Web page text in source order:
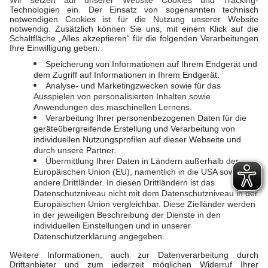
GAS
Erdgasnetz
WASSER
Trinkwasser
BAUVORHABEN
Hausanschlüsse
Planauskunft
Energieausweis
Unternehmen
SOCIAL MEDIA
Instagram
Facebook
LINKS
EVL-Direkt
LahnEnergie